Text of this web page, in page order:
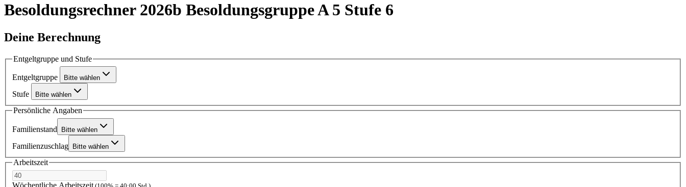
Besoldungsrechner 2026b Besoldungsgruppe A 5 Stufe 6
Deine Berechnung
Entgeltgruppe und Stufe
Entgeltgruppe Bitte wählen
Stufe Bitte wählen
Persönliche Angaben
Familienstand Bitte wählen
Familienzuschlag Bitte wählen
Arbeitszeit
Wöchentliche Arbeitszeit